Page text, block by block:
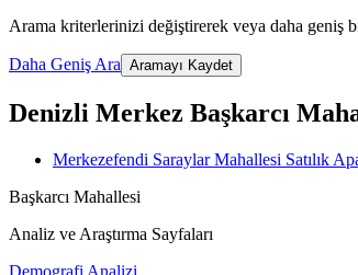
Arama kriterlerinizi değiştirerek veya daha geniş
Daha Geniş Ara Aramayı Kaydet
Denizli Merkez Başkarcı
Merkezefendi Saraylar Mahallesi Satılık
Başkarcı Mahallesi
Analiz ve Araştırma Sayfaları